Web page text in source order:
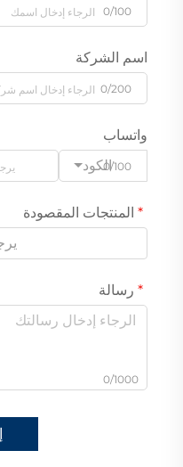
0/100
اسم الشركة
0/200
واتساب
الكود0/100
المنتجات المقصودة
رسالة
0/1000